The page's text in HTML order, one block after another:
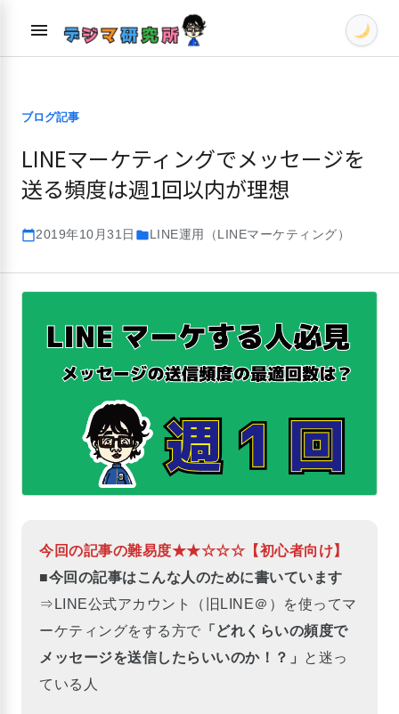
menu
ブログ記事
LINEマーケティングでメッセージを
送る頻度は週1回以内が理想
calendar_today2019年10月31日 folderLINE運用（LINEマーケティング）
今回の記事の難易度★★☆☆☆【初心者向け】
■今回の記事はこんな人のために書いています
⇒LINE公式アカウント（旧LINE＠）を使ってマ
ーケティングをする方で 「どれくらいの頻度で
メッセージを送信したらいいのか！？」
と迷っ
ている人